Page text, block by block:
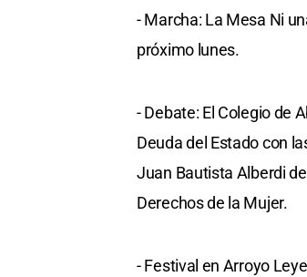
- Marcha: La Mesa Ni
próximo lunes.
- Debate: El Colegio de
Deuda del Estado con
Juan Bautista Alberdi
Derechos de la Mujer.
- Festival en Arroyo